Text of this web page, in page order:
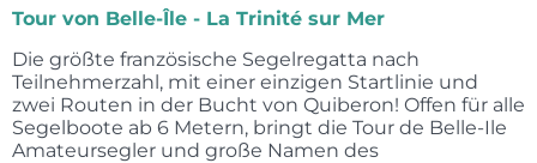
Tour von Belle-Île - La Trinité sur Mer
Die größte französische Segelregatta nach
Teilnehmerzahl, mit einer einzigen Startlinie und
zwei Routen in der Bucht von Quiberon! Offen für alle
Segelboote ab 6 Metern, bringt die Tour de Belle-Ile
Amateursegler und große Namen des